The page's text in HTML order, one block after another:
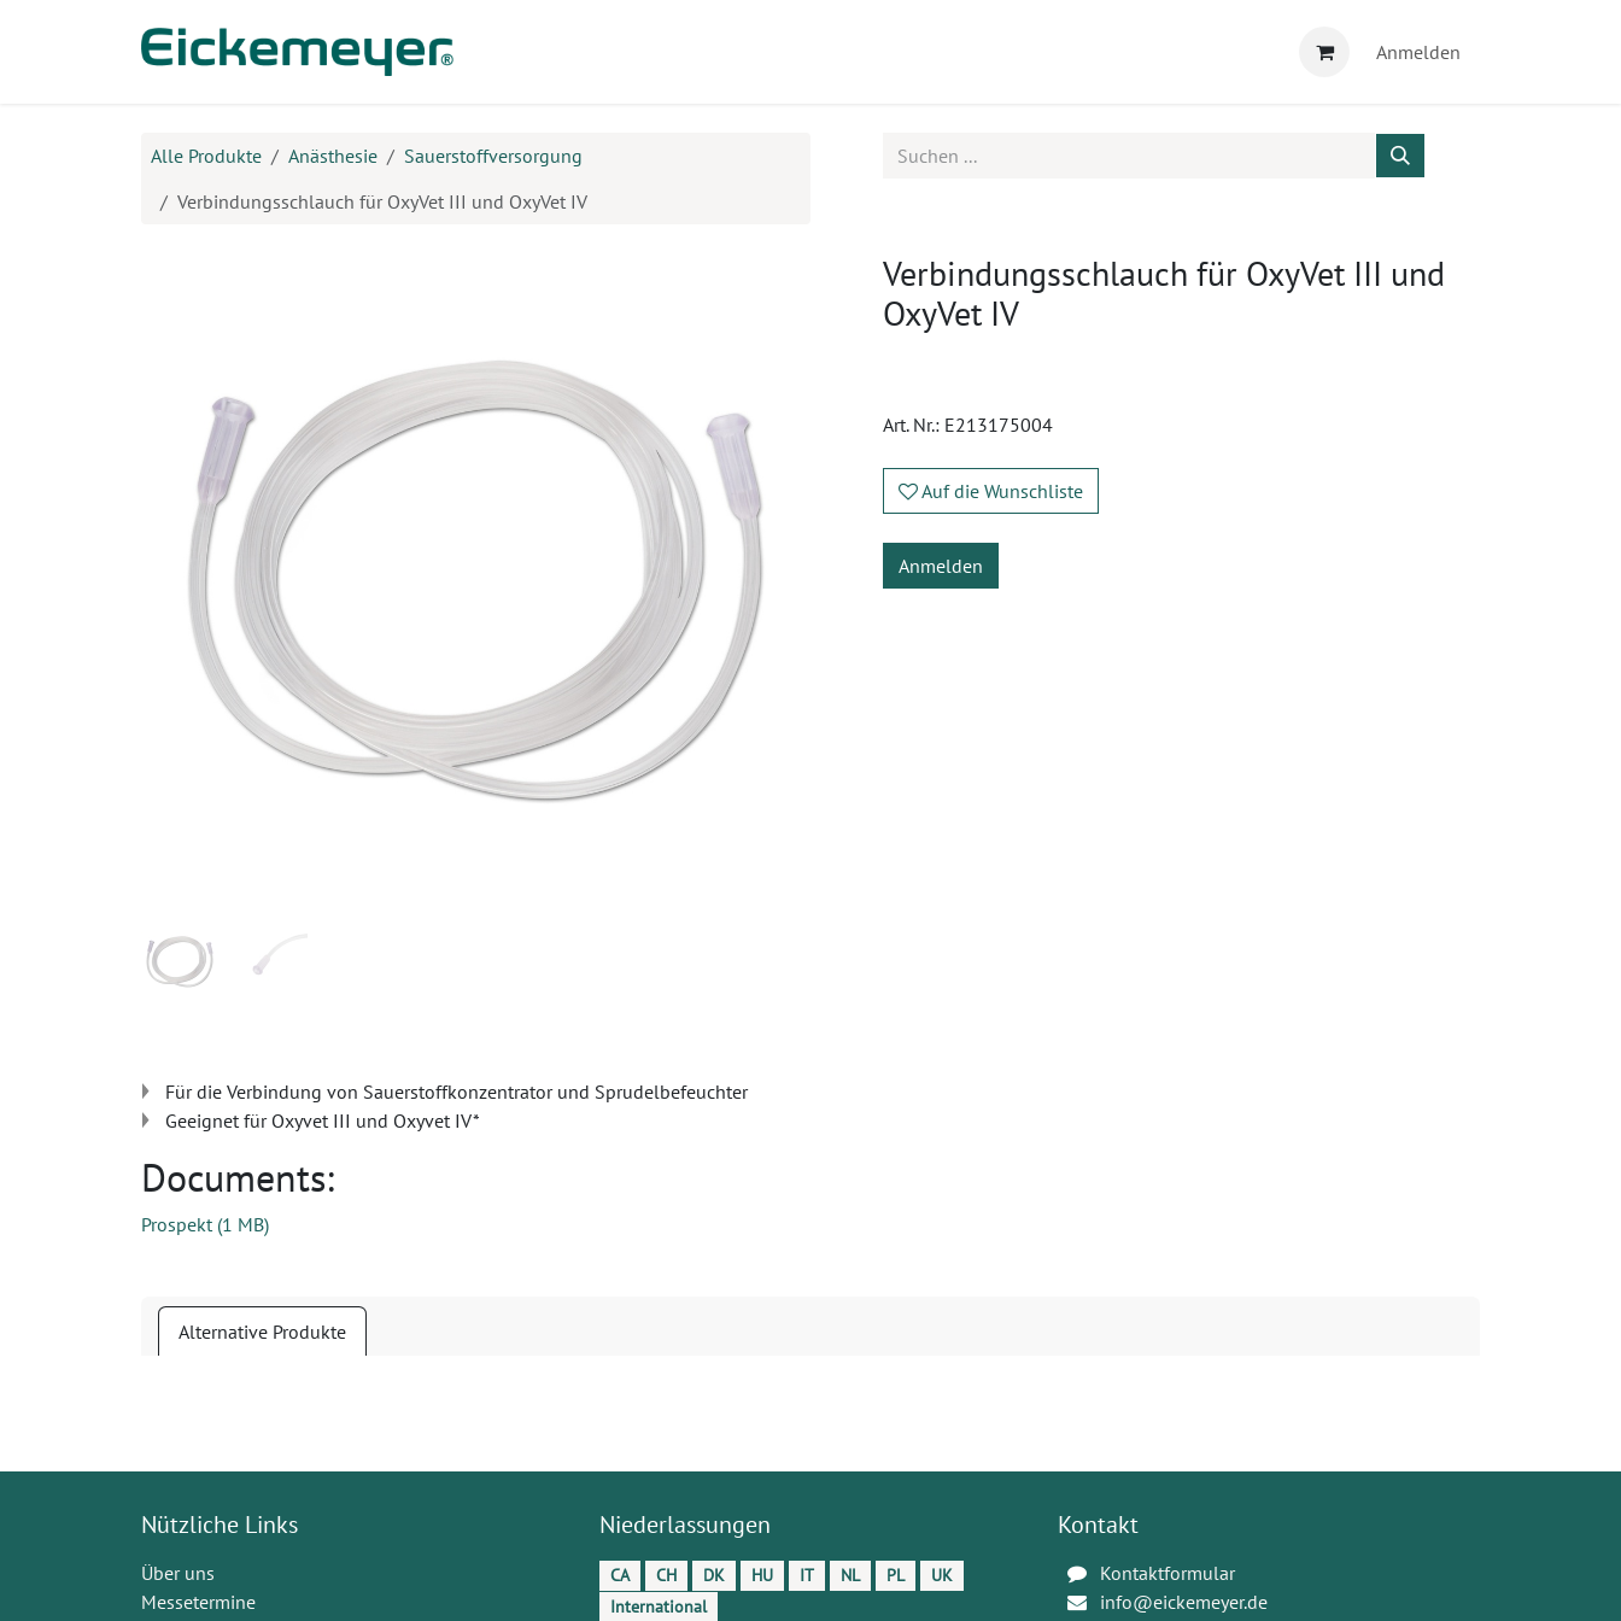
Anmelden
Alle Produkte Anästhesie
Sauerstoffversorgung
Verbindungsschlauch für OxyVet III und OxyVet IV
Verbindungsschlauch für OxyVet III und
OxyVet IV
Art. Nr.: E213175004
Auf die Wunschliste
Anmelden
Für die Verbindung von Sauerstoffkonzentrator und Sprudelbefeuchter
Geeignet für Oxyvet III und Oxyvet IV*
Documents:
Prospekt(1 MB)
Alternative Produkte
Nützliche Links
Über uns
Messetermine
Niederlassungen
CA CH DK HU IT NL PL
UK
International
Kontakt
Kontaktformular
info@eickemeyer.de